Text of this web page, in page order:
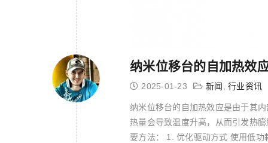
纳米位移台的自加热效
2025-01-23 新闻 , 行业资讯
纳米位移台的自加热效应是由于其
热量会导致温度升高，从而引发热
要方法： 1. 优化驱动方式 使用低